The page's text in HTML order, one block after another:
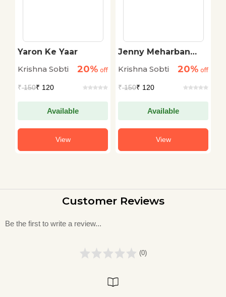
Yaron Ke Yaar
Krishna Sobti
20% off
₹150₹ 120
Available
View
Jenny Meharban
Krishna Sobti
20% off
₹150₹ 120
Available
View
Customer Reviews
Be the first to write a review...
(0)